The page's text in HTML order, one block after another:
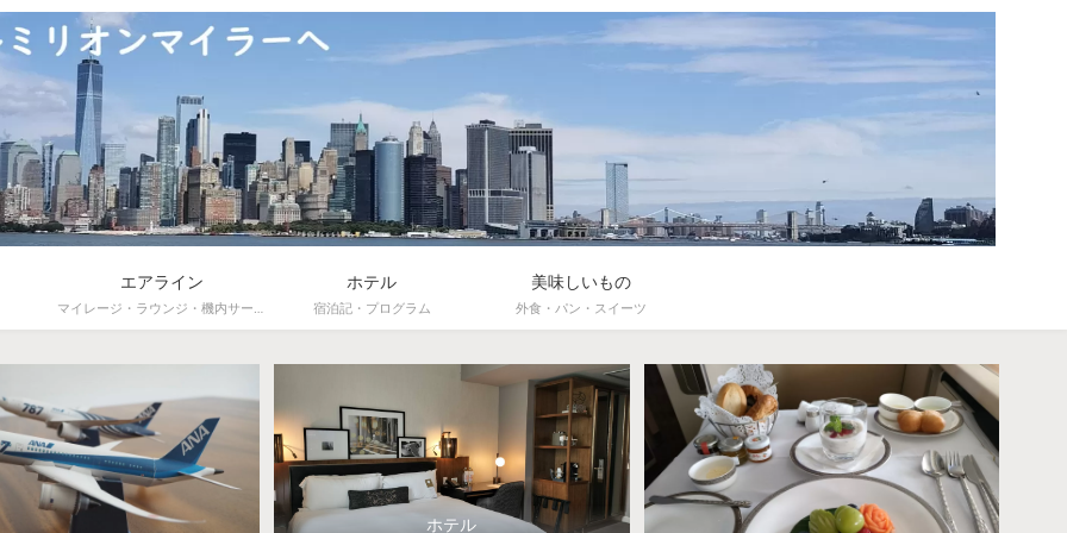
エアライン
マイレージ・ラウンジ・機内サービス
ホテル
宿泊記・プログラム
美味しいもの
外食・パン・スイーツ
ホテル